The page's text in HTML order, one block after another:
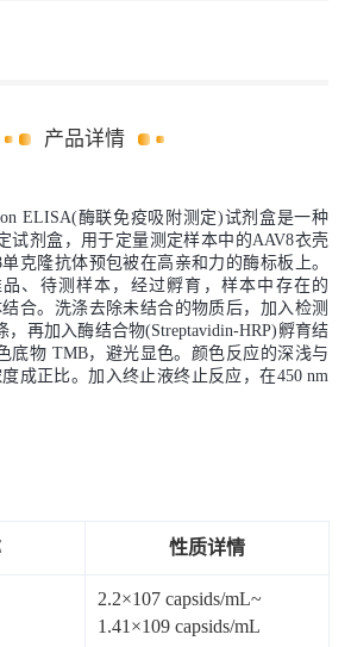
产品详情
ELISA(酶联免疫吸附测定)试剂盒是一种
试剂盒，用于定量测定样本中的AAV8衣壳
克隆抗体预包被在高亲和力的酶标板上。
、待测样本，经过孵育，样本中存在的
合。洗涤去除未结合的物质后，加入检测
，再加入酶结合物(Streptavidin-HRP)孵育结
底物 TMB，避光显色。颜色反应的深浅与
成正比。加入终止液终止反应，在450 nm
性质详情
2.2×107 capsids/mL~
1.41×109 capsids/mL